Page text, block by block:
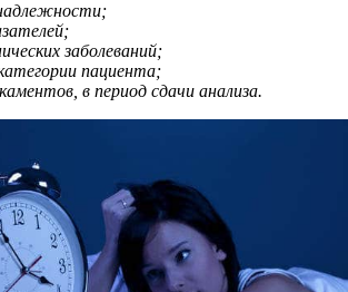
заболеваний;
пациента;
в период сдачи анализа.